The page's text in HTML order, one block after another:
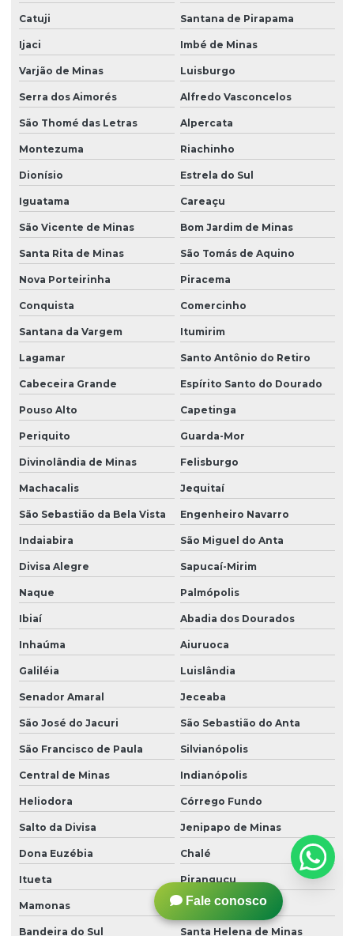
Catuji Santana de Pirapama
Ijaci Imbé de Minas
Varjão de Minas Luisburgo
Serra dos Aimorés Alfredo Vasconcelos
São Thomé das Letras Alpercata
Montezuma Riachinho
Dionísio Estrela do Sul
Iguatama Careaçu
São Vicente de Minas Bom Jardim de Minas
Santa Rita de Minas São Tomás de Aquino
Nova Porteirinha Piracema
Conquista Comercinho
Santana da Vargem Itumirim
Lagamar Santo Antônio do Retiro
Cabeceira Grande Espírito Santo do Dourado
Pouso Alto Capetinga
Periquito Guarda-Mor
Divinolândia de Minas Felisburgo
Machacalis Jequitaí
São Sebastião da Bela Vista Engenheiro Navarro
Indaiabira São Miguel do Anta
Divisa Alegre Sapucaí-Mirim
Naque Palmópolis
Ibiaí Abadia dos Dourados
Inhaúma Aiuruoca
Galiléia Luislândia
Senador Amaral Jeceaba
São José do Jacuri São Sebastião do Anta
São Francisco de Paula Silvianópolis
Central de Minas Indianópolis
Heliodora Córrego Fundo
Salto da Divisa Jenipapo de Minas
Dona Euzébia Chalé
Itueta Piranguçu
Mamonas Laranjal
Bandeira do Sul Santa Helena de Minas
Fale conosco